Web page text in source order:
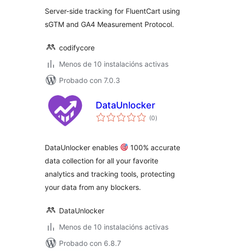
Server-side tracking for FluentCart using
sGTM and GA4 Measurement Protocol.
codifycore
Menos de 10 instalacións activas
Probado con 7.0.3
DataUnlocker
(0valoracións
totais
)
DataUnlocker enables
100% accurate
data collection for all your favorite
analytics and tracking tools, protecting
your data from any blockers.
DataUnlocker
Menos de 10 instalacións activas
Probado con 6.8.7